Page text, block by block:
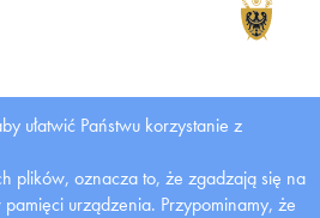
ułatwić Państwu korzystanie z
plików, oznacza to, że zgadzają się na
urządzenia. Przypominamy, że